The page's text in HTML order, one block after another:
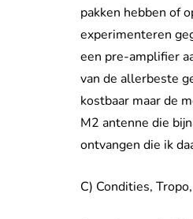
pakken hebben of
experimenteren
een pre-amplifier
van de allerbeste
kostbaar maar de
M2 antenne die
ontvangen die ik
C) Condities,